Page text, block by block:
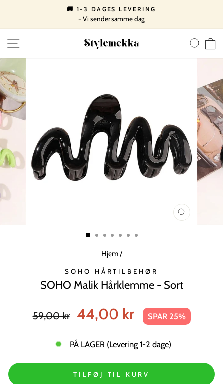
indhold
Pause
🚚 1-3 DAGES LEVERING
- Vi sender samme dag
SIDE NAVIGATION
LUK
Hjem/
SOHO HÅRTILBEHØR
SOHO Malik Hårklemme - Sort
pris
59,00 kr
Tilbudspris
44,00 kr SPAR 25%
PÅ LAGER (Levering 1-2 dage)
TILFØJ TIL KURV